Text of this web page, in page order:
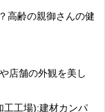
高齢の親御さんの健
店舗の外観を美し
工工場):建材カンパ